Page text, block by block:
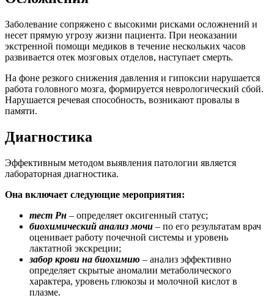
Заболевание сопряжено с высокими рисками осложнений и
несет прямую угрозу жизни пациента. При неоказании
экстренной помощи медиков в течение нескольких часов
развивается отек мозговых отделов, наступает смерть.
На фоне резкого снижения давления и гипоксии нарушается
работа головного мозга, формируется неврологический сбой.
Нарушается речевая способность, возникают провалы в
памяти.
Диагностика
Эффективным методом выявления патологии является
лабораторная диагностика.
Она включает следующие мероприятия:
тест Рн – определяет оксигенный статус;
биохимический анализ мочи – по его результатам врач
оценивает работу почечной системы и уровень
лактатной экскреции;
забор крови на биохимию – анализ эффективно
определяет скрытые аномалии метаболического
характера, уровень глюкозы и молочной кислот в
плазме.